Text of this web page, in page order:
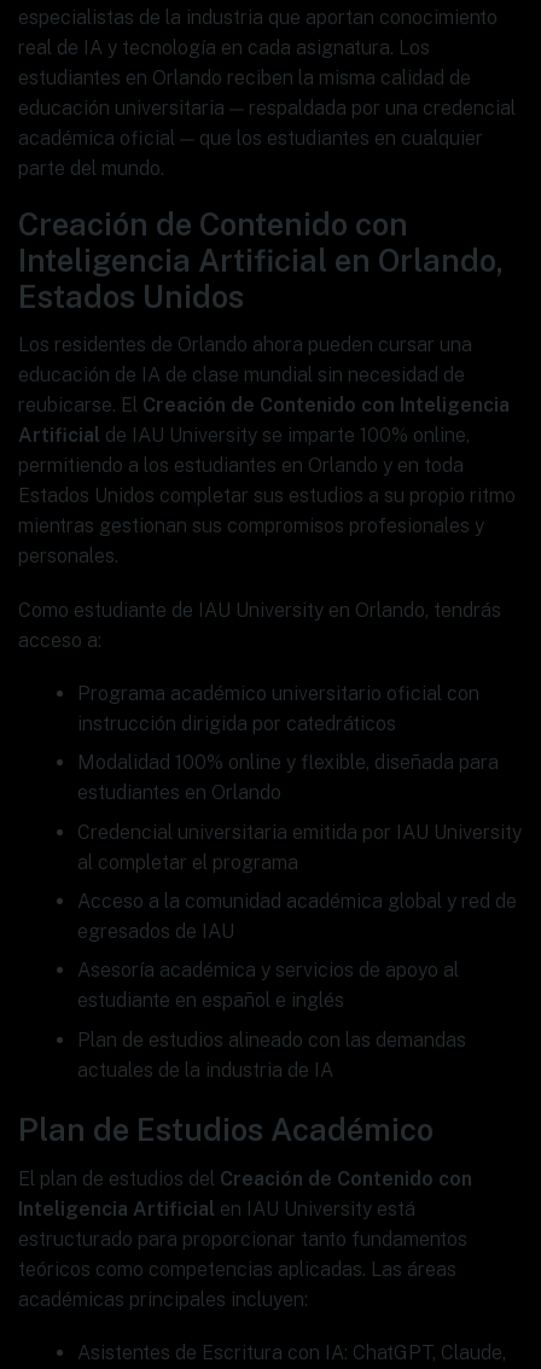
especialistas de la industria que aportan conocimiento
real de IA y tecnología en cada asignatura. Los
estudiantes en Orlando reciben la misma calidad de
educación universitaria — respaldada por una credencial
académica oficial — que los estudiantes en cualquier
parte del mundo.
Creación de Contenido con
Inteligencia Artificial en Orlando,
Estados Unidos
Los residentes de Orlando ahora pueden cursar una
educación de IA de clase mundial sin necesidad de
reubicarse. El Creación de Contenido con Inteligencia
Artificial de IAU University se imparte 100% online,
permitiendo a los estudiantes en Orlando y en toda
Estados Unidos completar sus estudios a su propio ritmo
mientras gestionan sus compromisos profesionales y
personales.
Como estudiante de IAU University en Orlando, tendrás
acceso a:
Programa académico universitario oficial con
instrucción dirigida por catedráticos
Modalidad 100% online y flexible, diseñada para
estudiantes en Orlando
Credencial universitaria emitida por IAU University
al completar el programa
Acceso a la comunidad académica global y red de
egresados de IAU
Asesoría académica y servicios de apoyo al
estudiante en español e inglés
Plan de estudios alineado con las demandas
actuales de la industria de IA
Plan de Estudios Académico
El plan de estudios del Creación de Contenido con
Inteligencia Artificial en IAU University está
estructurado para proporcionar tanto fundamentos
teóricos como competencias aplicadas. Las áreas
académicas principales incluyen:
Asistentes de Escritura con IA: ChatGPT, Claude,